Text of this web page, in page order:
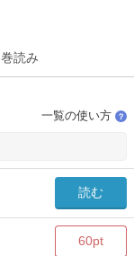
巻読み
一覧の使い方 ？
読む
60pt